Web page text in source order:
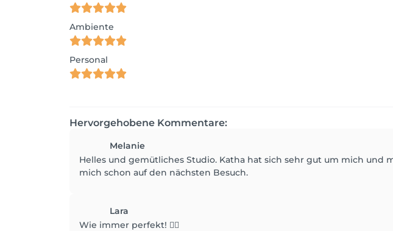
Ambiente
Personal
Hervorgehobene Kommentare:
Melanie
Helles und gemütliches Studio. Katha hat sich sehr gut um mich
mich schon auf den nächsten Besuch.
Lara
Wie immer perfekt! 👌🏻